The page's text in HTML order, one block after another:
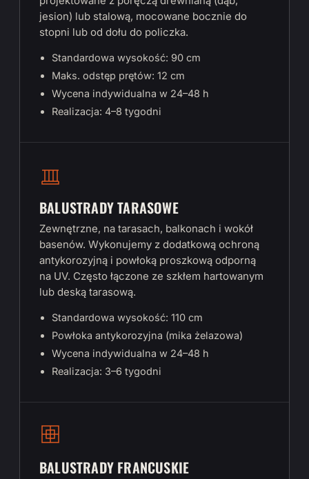
jesion) lub stalową, mocowane bocznie do
stopni lub od dołu do policzka.
Standardowa wysokość: 90 cm
Maks. odstęp prętów: 12 cm
Wycena indywidualna w 24–48 h
Realizacja: 4–8 tygodni
BALUSTRADY TARASOWE
Zewnętrzne, na tarasach, balkonach i wokół
basenów. Wykonujemy z dodatkową ochroną
antykorozyjną i powłoką proszkową odporną
na UV. Często łączone ze szkłem hartowanym
lub deską tarasową.
Standardowa wysokość: 110 cm
Powłoka antykorozyjna (mika żelazowa)
Wycena indywidualna w 24–48 h
Realizacja: 3–6 tygodni
BALUSTRADY FRANCUSKIE